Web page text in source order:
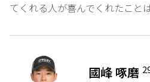
てくれる人が喜んでくれたこと
國峰 啄磨